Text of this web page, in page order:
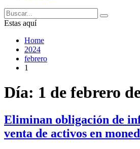
Estas aquí
Home
2024
febrero
1
Día: 1 de febrero
Eliminan obligación de
venta de activos en